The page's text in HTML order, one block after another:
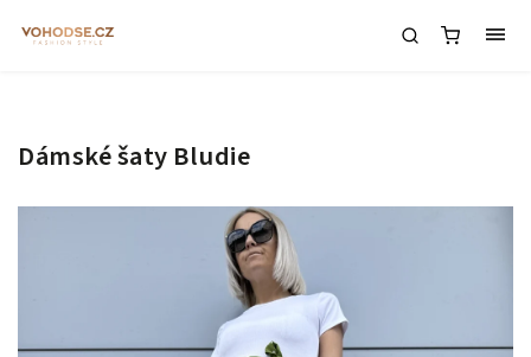
Dámské šaty Bludie